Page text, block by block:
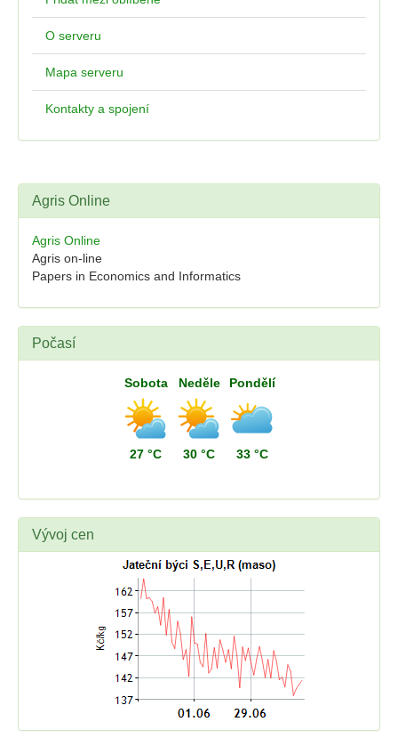
O serveru
Mapa serveru
Kontakty a spojení
Agris Online
Agris Online
Agris on-line
Papers in Economics and Informatics
Počasí
Sobota
27 °C
Neděle
30 °C
Pondělí
33 °C
Vývoj cen